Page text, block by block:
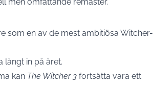
som en av de mest ambitiösa Witcher-
långt in på året.
kan The Witcher 3 fortsätta vara ett